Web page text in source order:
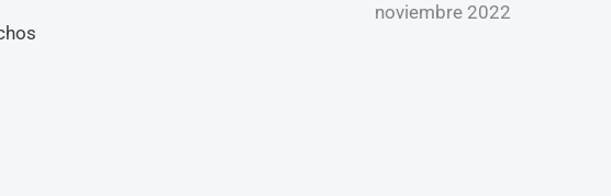
noviembre 2022